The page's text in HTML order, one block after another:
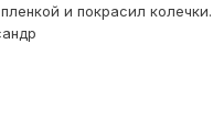
и покрасил